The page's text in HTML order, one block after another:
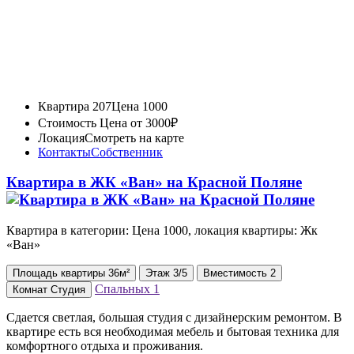
Квартира 207Цена 1000
Стоимость Цена от 3000₽
ЛокацияСмотреть на карте
КонтактыСобственник
Квартира в ЖК «Ван» на Красной Поляне
Квартира в категории: Цена 1000, локация квартиры: Жк
«Ван»
Площадь квартиры 36м² Этаж 3/5 Вместимость 2
Комнат Студия Спальных 1
Сдается светлая, большая студия с дизайнерским ремонтом. В
квартире есть вся необходимая мебель и бытовая техника для
комфортного отдыха и проживания.